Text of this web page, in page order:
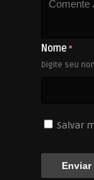
Nome*
Digite seu
Salvar